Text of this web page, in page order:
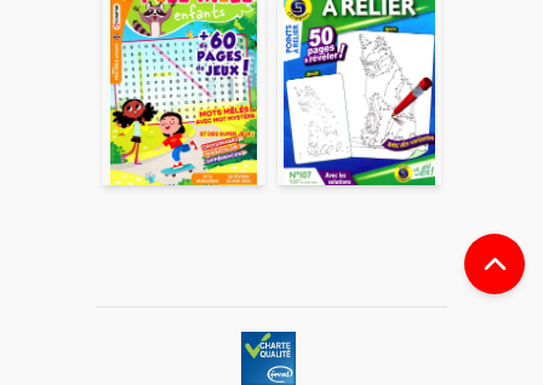
Vous certifiez également ne pas envoyer d’email indésirable.
Votre adresse email et celle de votre ami ne sont utilisées que
pour cet envoi à la suite duquel elles seront
automatiquement supprimées. Pour en savoir plus, consultez
notre rubrique "Données personnelles